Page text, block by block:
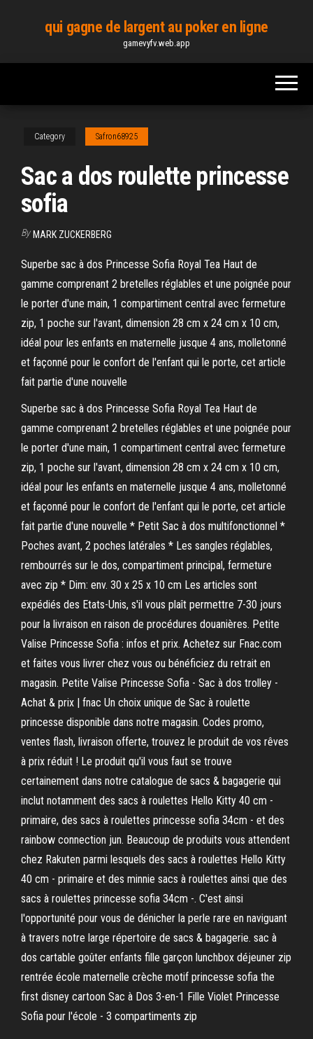
content
qui gagne de largent au poker en ligne
gamevyfv.web.app
Category Safron68925
Sac a dos roulette princesse
sofia
By MARK ZUCKERBERG
Superbe sac à dos Princesse Sofia Royal Tea Haut de
gamme comprenant 2 bretelles réglables et une poignée pour
le porter d'une main, 1 compartiment central avec fermeture
zip, 1 poche sur l'avant, dimension 28 cm x 24 cm x 10 cm,
idéal pour les enfants en maternelle jusque 4 ans, molletonné
et façonné pour le confort de l'enfant qui le porte, cet article
fait partie d'une nouvelle
Superbe sac à dos Princesse Sofia Royal Tea Haut de
gamme comprenant 2 bretelles réglables et une poignée pour
le porter d'une main, 1 compartiment central avec fermeture
zip, 1 poche sur l'avant, dimension 28 cm x 24 cm x 10 cm,
idéal pour les enfants en maternelle jusque 4 ans, molletonné
et façonné pour le confort de l'enfant qui le porte, cet article
fait partie d'une nouvelle * Petit Sac à dos multifonctionnel *
Poches avant, 2 poches latérales * Les sangles réglables,
rembourrés sur le dos, compartiment principal, fermeture
avec zip * Dim: env. 30 x 25 x 10 cm Les articles sont
expédiés des Etats-Unis, s'il vous plaît permettre 7-30 jours
pour la livraison en raison de procédures douanières. Petite
Valise Princesse Sofia : infos et prix. Achetez sur Fnac.com
et faites vous livrer chez vous ou bénéficiez du retrait en
magasin. Petite Valise Princesse Sofia - Sac à dos trolley -
Achat & prix | fnac Un choix unique de Sac à roulette
princesse disponible dans notre magasin. Codes promo,
ventes flash, livraison offerte, trouvez le produit de vos rêves
à prix réduit ! Le produit qu'il vous faut se trouve
certainement dans notre catalogue de sacs & bagagerie qui
inclut notamment des sacs à roulettes Hello Kitty 40 cm -
primaire, des sacs à roulettes princesse sofia 34cm - et des
rainbow connection jun. Beaucoup de produits vous attendent
chez Rakuten parmi lesquels des sacs à roulettes Hello Kitty
40 cm - primaire et des minnie sacs à roulettes ainsi que des
sacs à roulettes princesse sofia 34cm -. C'est ainsi
l'opportunité pour vous de dénicher la perle rare en naviguant
à travers notre large répertoire de sacs & bagagerie. sac à
dos cartable goûter enfants fille garçon lunchbox déjeuner zip
rentrée école maternelle crèche motif princesse sofia the
first disney cartoon Sac à Dos 3-en-1 Fille Violet Princesse
Sofia pour l'école - 3 compartiments zip